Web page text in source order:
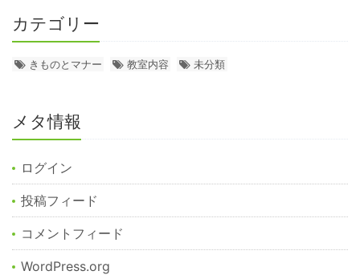
カテゴリー
きものとマナー 教室内容 未分類
メタ情報
ログイン
投稿フィード
コメントフィード
WordPress.org